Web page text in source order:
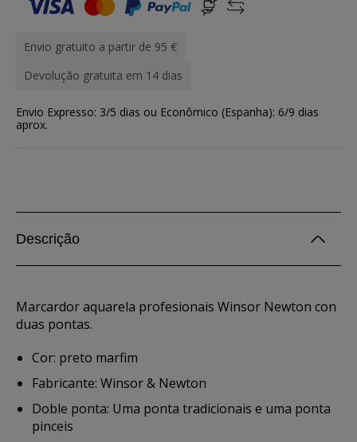
Envio gratuito a partir de 95 €
Devolução gratuita em 14 dias
Envio Expresso: 3/5 dias ou Econômico (Espanha): 6/9 dias
aprox.
Descrição
Marcardor aquarela profesionais Winsor Newton con
duas pontas.
Cor: preto marfim
Fabricante: Winsor & Newton
Doble ponta: Uma ponta tradicionais e uma ponta
pinceis